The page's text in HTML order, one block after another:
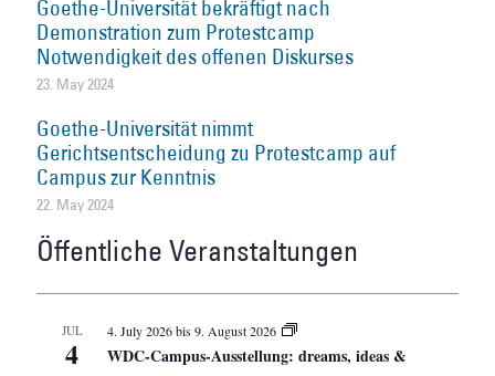
Goethe-Universität bekräftigt nach
Demonstration zum Protestcamp
Notwendigkeit des offenen Diskurses
23. May 2024
Goethe-Universität nimmt
Gerichtsentscheidung zu Protestcamp auf
Campus zur Kenntnis
22. May 2024
Öffentliche Veranstaltungen
JUL
4
4. July 2026bis9. August 2026
WDC-Campus-Ausstellung: dreams, ideas &